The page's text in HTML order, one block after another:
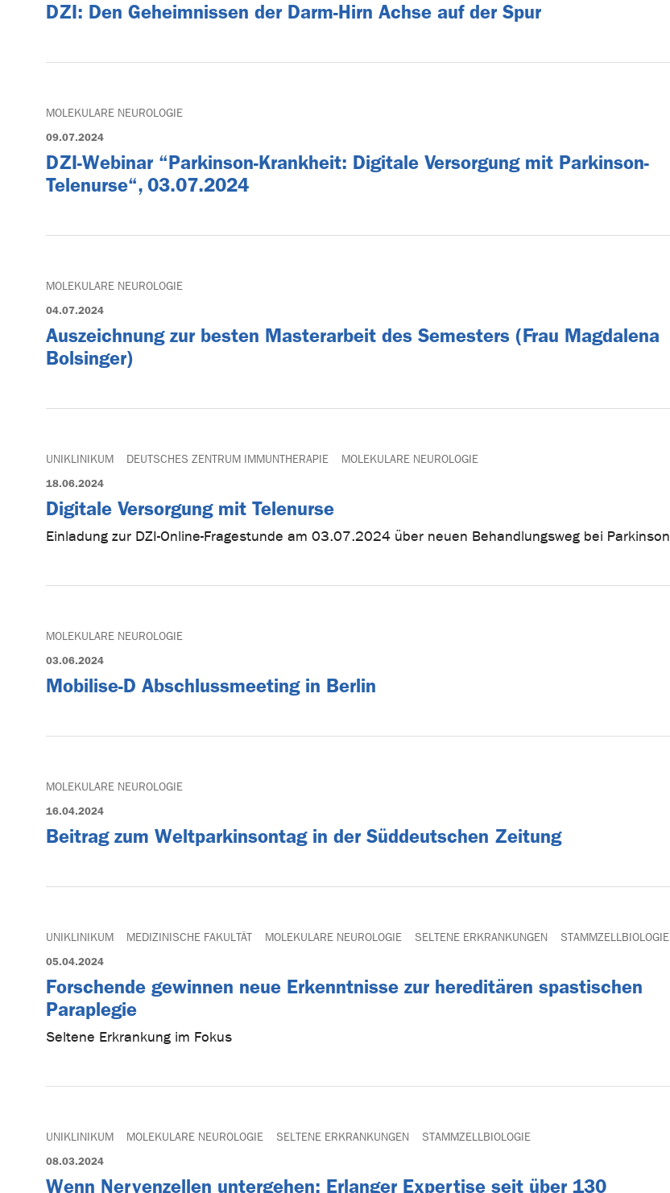
DZI: Den Geheimnissen der Darm-Hirn Achse auf der Spur
MOLEKULARE NEUROLOGIE
09.07.2024
DZI-Webinar “Parkinson-Krankheit: Digitale Versorgung mit Parkinson-
Telenurse“, 03.07.2024
MOLEKULARE NEUROLOGIE
04.07.2024
Auszeichnung zur besten Masterarbeit des Semesters (Frau Magdalena
Bolsinger)
UNIKLINIKUM DEUTSCHES ZENTRUM IMMUNTHERAPIE MOLEKULARE NEUROLOGIE
18.06.2024
Digitale Versorgung mit Telenurse
Einladung zur DZI-Online-Fragestunde am 03.07.2024 über neuen Behandlungsweg bei Parkinson
MOLEKULARE NEUROLOGIE
03.06.2024
Mobilise-D Abschlussmeeting in Berlin
MOLEKULARE NEUROLOGIE
16.04.2024
Beitrag zum Weltparkinsontag in der Süddeutschen Zeitung
UNIKLINIKUM MEDIZINISCHE FAKULTÄT MOLEKULARE NEUROLOGIE SELTENE ERKRANKUNGEN STAMMZELLBIOLOGIE
05.04.2024
Forschende gewinnen neue Erkenntnisse zur hereditären spastischen
Paraplegie
Seltene Erkrankung im Fokus
UNIKLINIKUM MOLEKULARE NEUROLOGIE SELTENE ERKRANKUNGEN STAMMZELLBIOLOGIE
08.03.2024
Wenn Nervenzellen untergehen: Erlanger Expertise seit über 130